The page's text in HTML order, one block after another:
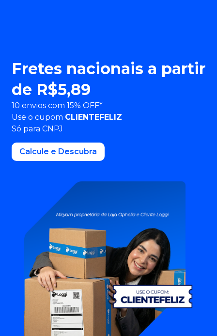
Fretes nacionais a partir
de R$5,89
10 envios com 15% OFF*
Use o cupom CLIENTEFELIZ
Só para CNPJ
ㅤㅤCalcule e Descubraㅤㅤ